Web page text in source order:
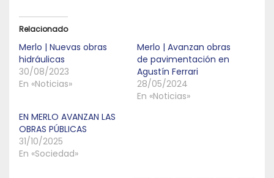
Relacionado
Merlo | Nuevas obras
hidráulicas
30/08/2023
En «Noticias»
Merlo | Avanzan obras
de pavimentación en
Agustín Ferrari
28/05/2024
En «Noticias»
EN MERLO AVANZAN LAS
OBRAS PÚBLICAS
31/10/2025
En «Sociedad»